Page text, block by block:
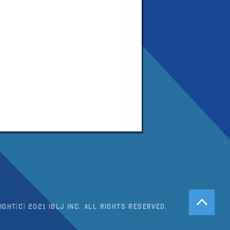
2021 IBLJ Inc. All Rights Reserved.